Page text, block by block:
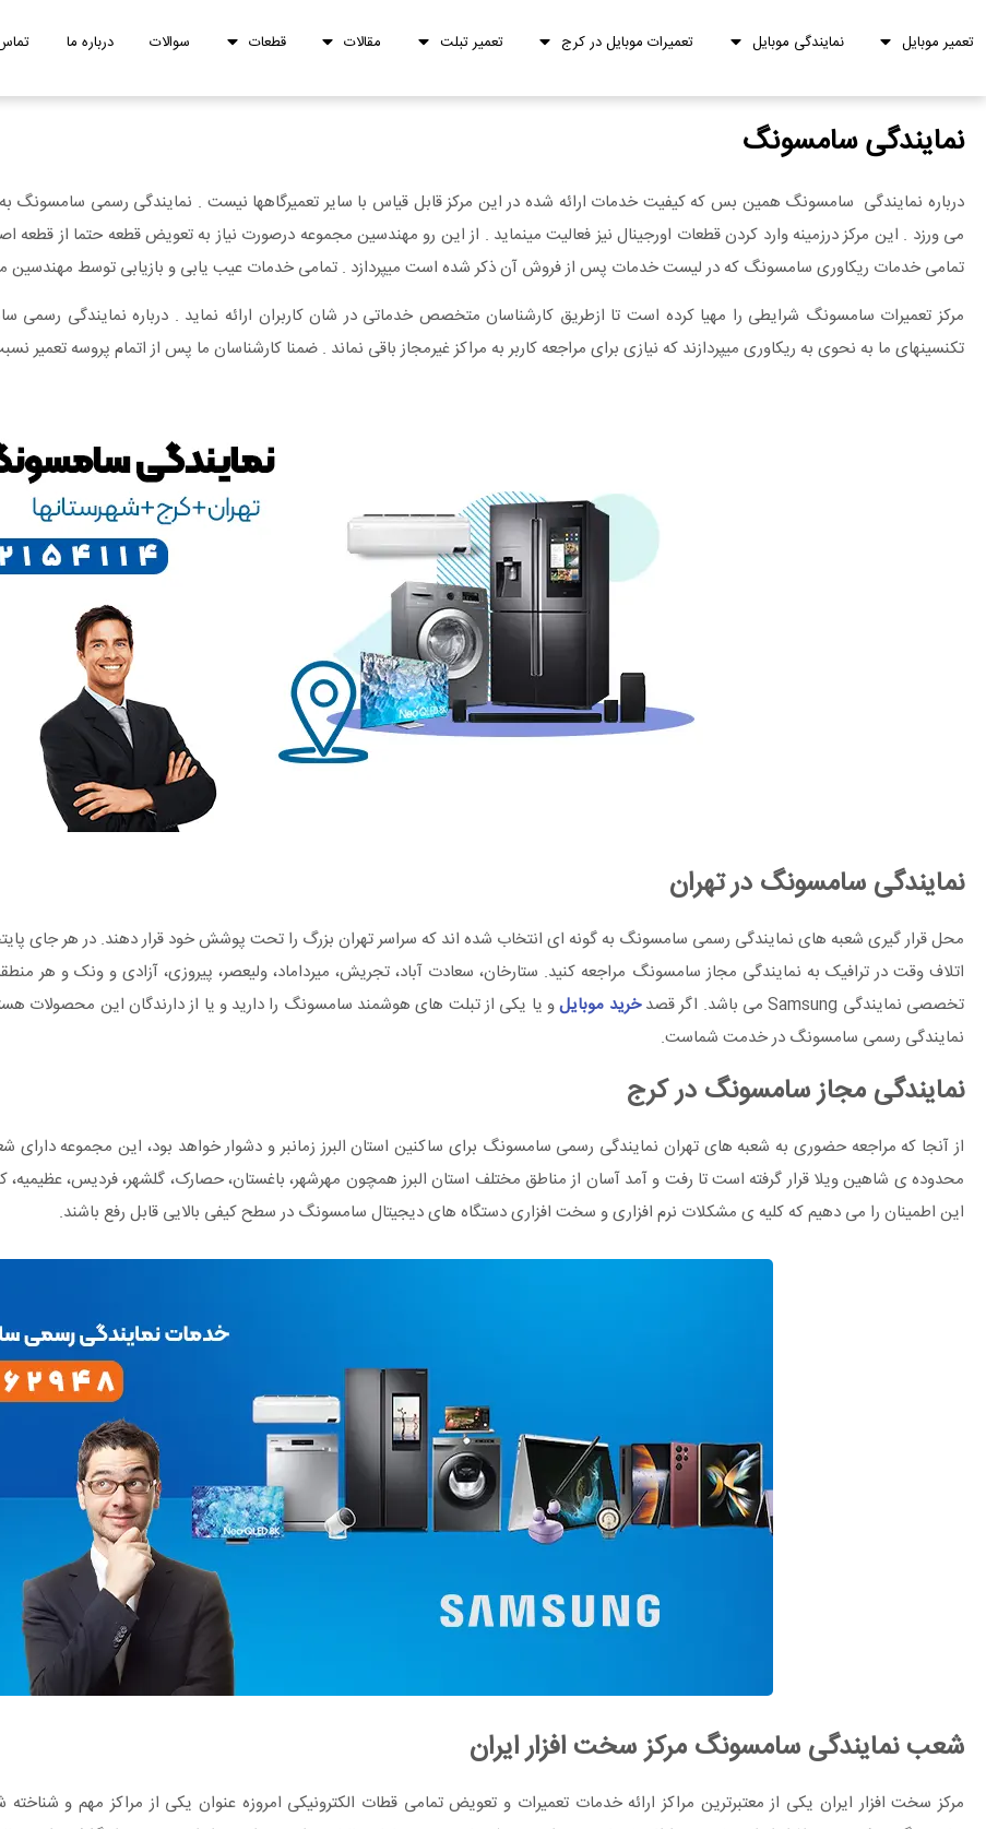
تعمیر موبایل نمایندگی موبایل تعمیرات موبایل در کرج تعمیر تبلت مقالات قطعات سوالات درباره ما
نمایندگی سامسونگ
درباره نمایندگی سامسونگ همین بس که کیفیت خدمات ارائه شده در این مرکز قابل قیاس با سایر تعمیرگاهها نیست . نمایندگی رسمی
می ورزد . این مرکز درزمینه وارد کردن قطعات اورجینال نیز فعالیت مینماید . از این رو مهندسین مجموعه درصورت نیاز به تعویض قطعه حتما از قطعه
تمامی خدمات ریکاوری سامسونگ که در لیست خدمات پس از فروش آن ذکر شده است میپردازد . تمامی خدمات عیب یابی و بازیابی توسط مهندسین
مرکز تعمیرات سامسونگ شرایطی را مهیا کرده است تا ازطریق کارشناسان متخصص خدماتی در شان کاربران ارائه نماید . درباره نمایندگی رسمی
تکنسینهای ما به نحوی به ریکاوری میپردازند که نیازی برای مراجعه کاربر به مراکز غیرمجاز باقی نماند . ضمنا کارشناسان ما پس از اتمام پروسه تعمیر نسبت
نمایندگی سامسونگ در تهران
محل قرار گیری شعبه های نمایندگی رسمی سامسونگ به گونه ای انتخاب شده اند که سراسر تهران بزرگ را تحت پوشش خود قرار دهند. در هر جای
اتلاف وقت در ترافیک به نمایندگی مجاز سامسونگ مراجعه کنید. ستارخان، سعادت آباد، تجریش، میرداماد، ولیعصر، پیروزی، آزادی و ونک و هر
تخصصی نمایندگی Samsung می باشد. اگر قصد
خرید موبایلو یا یکی از تبلت های هوشمند سامسونگ را دارید و یا از دارندگان این محصولات
نمایندگی رسمی سامسونگ در خدمت شماست.
نمایندگی مجاز سامسونگ در کرج
از آنجا که مراجعه حضوری به شعبه های تهران نمایندگی رسمی سامسونگ برای ساکنین استان البرز زمانبر و دشوار خواهد بود، این مجموعه
محدوده ی شاهین ویلا قرار گرفته است تا رفت و آمد آسان از مناطق مختلف استان البرز همچون مهرشهر، باغستان، حصارک، گلشهر، فردیس،
این اطمینان را می دهیم که کلیه ی مشکلات نرم افزاری و سخت افزاری دستگاه های دیجیتال سامسونگ در سطح کیفی بالایی قابل رفع باشند.
شعب نمایندگی سامسونگ مرکز سخت افزار ایران
مرکز سخت افزار ایران یکی از معتبرترین مراکز ارائه خدمات تعمیرات و تعویض تمامی قطات الکترونیکی امروزه عنوان یکی از مراکز مهم و